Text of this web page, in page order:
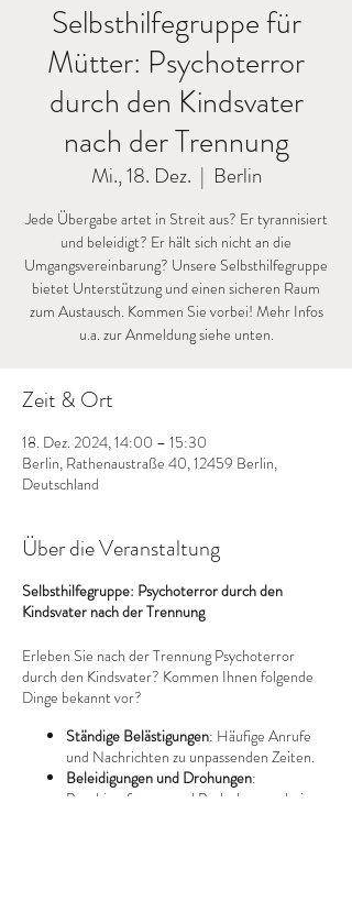
Selbsthilfegruppe für
Mütter: Psychoterror
durch den Kindsvater
nach der Trennung
Mi., 18. Dez.
  |
Berlin
Jede Übergabe artet in Streit aus? Er tyrannisiert
und beleidigt? Er hält sich nicht an die
Umgangsvereinbarung? Unsere Selbsthilfegruppe
bietet Unterstützung und einen sicheren Raum
zum Austausch. Kommen Sie vorbei! Mehr Infos
u.a. zur Anmeldung siehe unten.
Zeit & Ort
18. Dez. 2024, 14:00 – 15:30
Berlin, Rathenaustraße 40, 12459 Berlin,
Deutschland
Über die Veranstaltung
Selbsthilfegruppe: Psychoterror durch den
Kindsvater nach der Trennung
Erleben Sie nach der Trennung Psychoterror
durch den Kindsvater? Kommen Ihnen folgende
Dinge bekannt vor?
Ständige Belästigungen: Häufige Anrufe
und Nachrichten zu unpassenden Zeiten.
Beleidigungen und Drohungen:
Beschimpfungen und Bedrohungen bei